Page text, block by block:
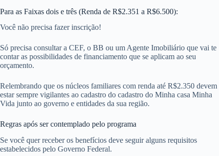
Para as Faixas dois e três (Renda de R$2.351 a R$6.500):
Você não precisa fazer inscrição!
Só precisa consultar a CEF, o BB ou um Agente Imobiliário que vai te
contar as possibilidades de financiamento que se aplicam ao seu
orçamento.
Relembrando que os núcleos familiares com renda até R$2.350 devem
estar sempre vigilantes ao cadastro do cadastro do Minha casa Minha
Vida junto ao governo e entidades da sua região.
Regras após ser contemplado pelo programa
Se você quer receber os benefícios deve seguir alguns requisitos
estabelecidos pelo Governo Federal.